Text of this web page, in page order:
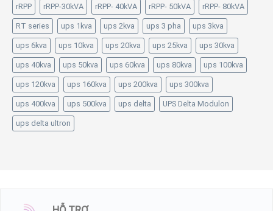
rRPP rRPP-30kVA rRPP- 40kVA rRPP- 50kVA rRPP- 80kVA
RT series ups 1kva ups 2kva ups 3 pha ups 3kva
ups 6kva ups 10kva ups 20kva ups 25kva ups 30kva
ups 40kva ups 50kva ups 60kva ups 80kva ups 100kva
ups 120kva ups 160kva ups 200kva ups 300kva
ups 400kva ups 500kva ups delta UPS Delta Modulon
ups delta ultron